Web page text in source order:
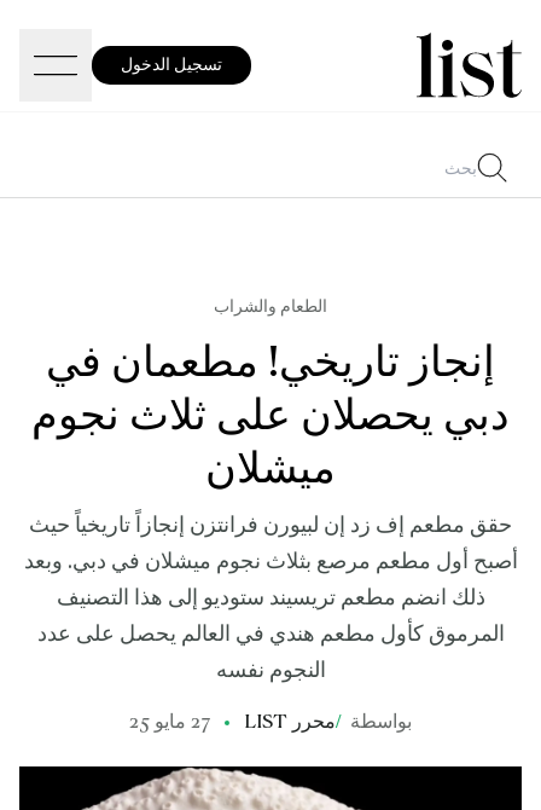
تسجيل الدخول
الطعام والشراب
إنجاز تاريخي! مطعمان في
دبي يحصلان على ثلاث نجوم
ميشلان
حقق مطعم إف زد إن لبيورن فرانتزن إنجازاً تاريخياً حيث
أصبح أول مطعم مرصع بثلاث نجوم ميشلان في دبي. وبعد
ذلك انضم مطعم تريسيند ستوديو إلى هذا التصنيف
المرموق كأول مطعم هندي في العالم يحصل على عدد
النجوم نفسه
بواسطة /محرر LIST 27 مايو 25